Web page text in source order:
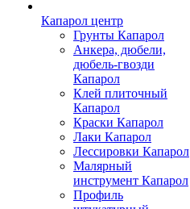
Капарол центр
Грунты Капарол
Анкера, дюбели,
дюбель-гвозди
Капарол
Клей плиточный
Капарол
Краски Капарол
Лаки Капарол
Лессировки Капарол
Малярный
инструмент Капарол
Профиль